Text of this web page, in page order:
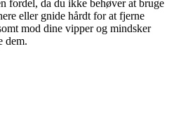
fordel, da du ikke behøver at bruge
eller gnide hårdt for at fjerne
mod dine vipper og mindsker
dem.